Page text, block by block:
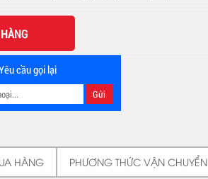
cầu gọi lại
HÀNG PHƯƠNG THỨC VẬN CHUYỂN